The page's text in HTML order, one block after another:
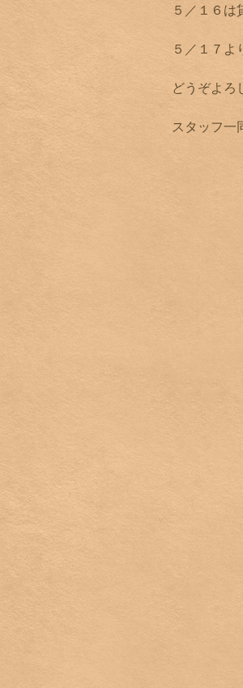
５／１６は
５／１７よ
どうぞよろ
スタッフ一